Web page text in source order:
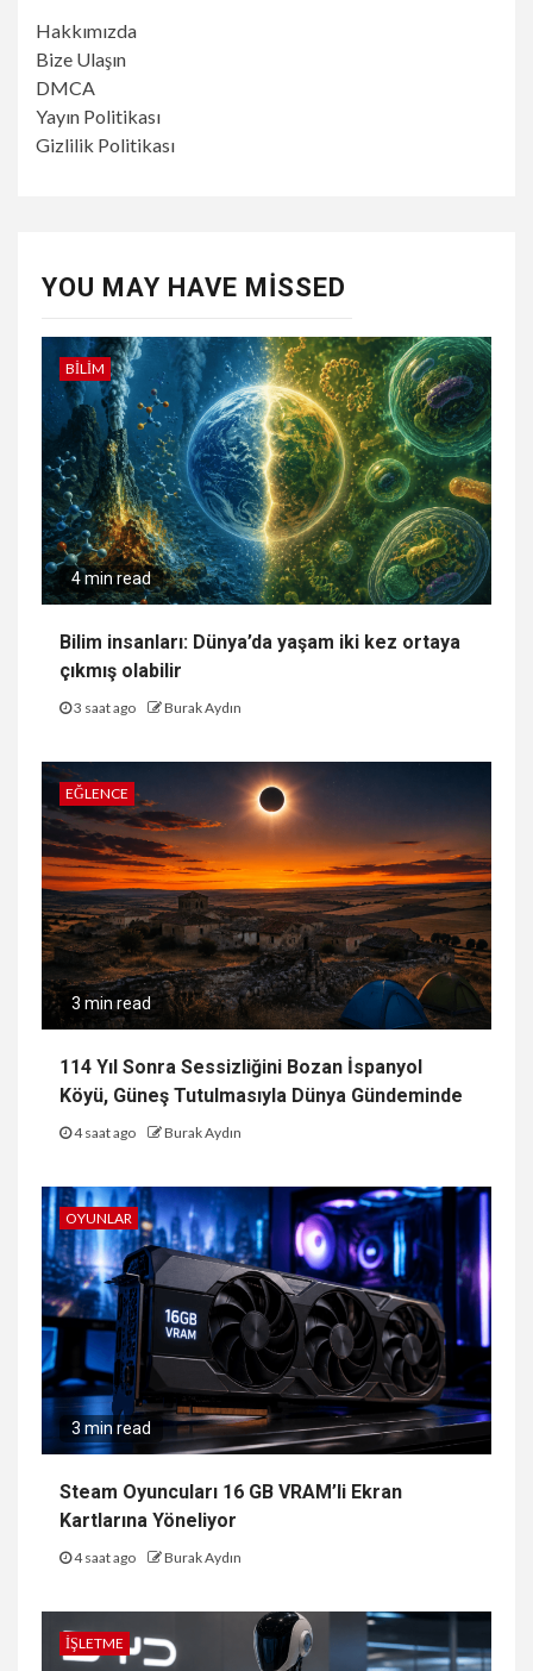
Hakkımızda
Bize Ulaşın
DMCA
Yayın Politikası
Gizlilik Politikası
YOU MAY HAVE MISSED
BILIM
4 min read
Bilim insanları: Dünya’da yaşam iki kez ortaya
çıkmış olabilir
3 saat ago Burak Aydın
EĞLENCE
3 min read
114 Yıl Sonra Sessizliğini Bozan İspanyol
Köyü, Güneş Tutulmasıyla Dünya Gündeminde
4 saat ago Burak Aydın
OYUNLAR
3 min read
Steam Oyuncuları 16 GB VRAM’li Ekran
Kartlarına Yöneliyor
4 saat ago Burak Aydın
İŞLETME